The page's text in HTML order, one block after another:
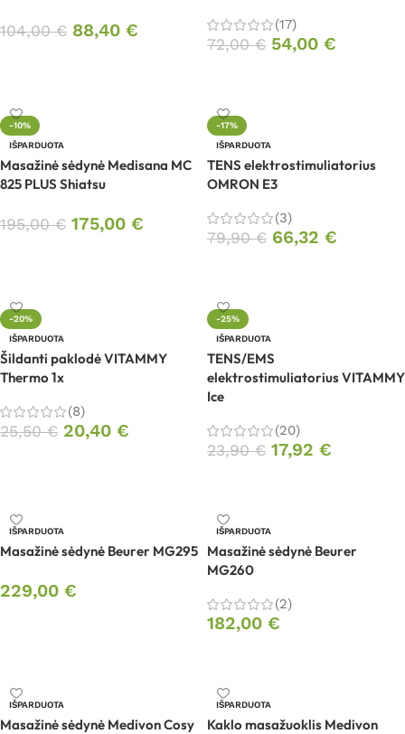
104,00€ 88,40 € (17)
72,00€ 54,00 €
-10%
IŠPARDUOTA
Masažinė sėdynė Medisana MC
825 PLUS Shiatsu
195,00€ 175,00 €
-17%
IŠPARDUOTA
TENS elektrostimuliatorius
OMRON E3
(3)
79,90€ 66,32 €
-20%
IŠPARDUOTA
Šildanti paklodė VITAMMY
Thermo 1x
(8)
25,50€ 20,40 €
-25%
IŠPARDUOTA
TENS/EMS
elektrostimuliatorius VITAMMY
Ice
(20)
23,90€ 17,92 €
IŠPARDUOTA
Masažinė sėdynė Beurer MG295
229,00 €
IŠPARDUOTA
Masažinė sėdynė Beurer
MG260
(2)
182,00 €
IŠPARDUOTA
Masažinė sėdynė Medivon Cosy
IŠPARDUOTA
Kaklo masažuoklis Medivon